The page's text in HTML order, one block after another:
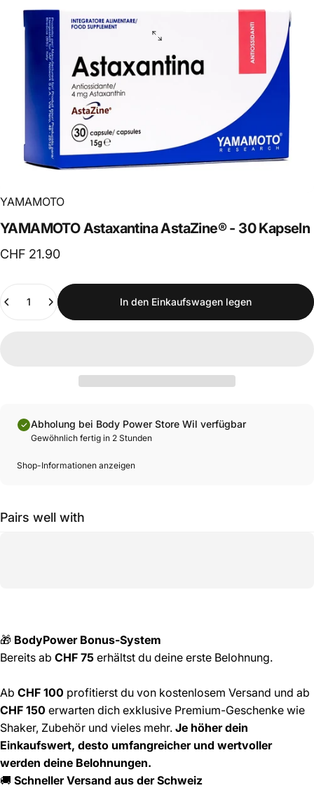
YAMAMOTO
YAMAMOTOAstaxantinaAstaZine® - 30 Kapseln
CHF 21.90
Anzahl
In den Einkaufswagen legen
Abholung bei Body Power Store Wil verfügbar
Gewöhnlich fertig in 2 Stunden
Shop-Informationen anzeigen
Pairs well with
🎁 BodyPower Bonus-System
Bereits ab CHF 75 erhältst du deine erste Belohnung.
Ab CHF 100 profitierst du von kostenlosem Versand und ab
CHF 150 erwarten dich exklusive Premium-Geschenke wie
Shaker, Zubehör und vieles mehr. Je höher dein
Einkaufswert, desto umfangreicher und wertvoller
werden deine Belohnungen.
🚚 Schneller Versand aus der Schweiz